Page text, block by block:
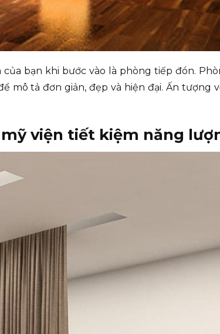
bạn khi bước vào là phòng tiếp đón.
tả đơn giản, đẹp và hiện đại. Ấn tượng
viện tiết kiệm năng